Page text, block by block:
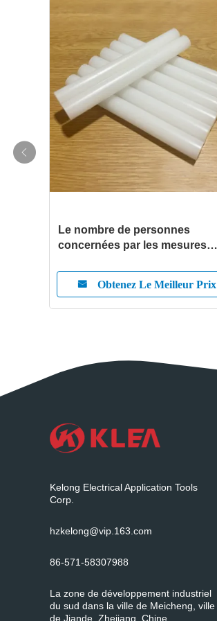
Le nombre de personnes
concernées par les mesures
règlement (CE) no 1333/2005.
Obtenez Le Meilleur Prix
Kelong Electrical Application Tools
Corp.
hzkelong@vip.163.com
86-571-58307988
La zone de développement industriel
du sud dans la ville de Meicheng, ville
de Jiande, Zhejiang, Chine.